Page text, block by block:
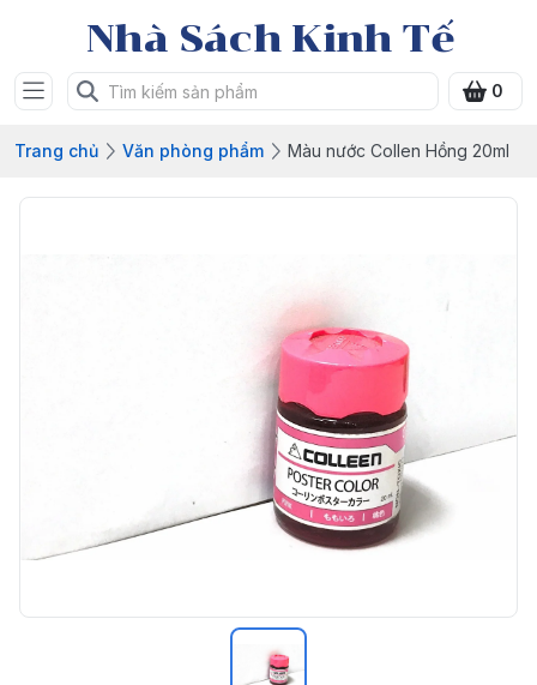
Nhà Sách Kinh Tế
0
Trang chủ Văn phòng phẩm Màu nước Collen Hồng 20ml